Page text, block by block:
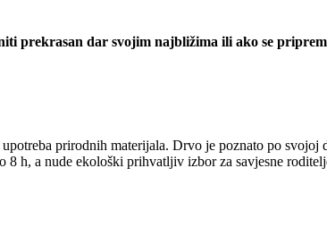
prekrasan dar svojim najbližima ili ako se
prirodnih materijala. Drvo je poznato po
8 h, a nude ekološki prihvatljiv izbor za savjesne